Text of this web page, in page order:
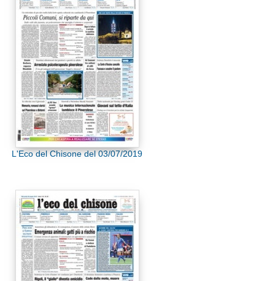
L'Eco del Chisone del 03/07/2019